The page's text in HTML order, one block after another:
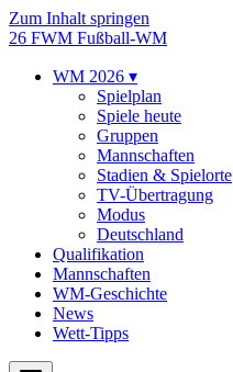
Zum Inhalt springen
26 FWM Fußball-WM
WM 2026 ▾
Spielplan
Spiele heute
Gruppen
Mannschaften
Stadien & Spielorte
TV-Übertragung
Modus
Deutschland
Qualifikation
Mannschaften
WM-Geschichte
News
Wett-Tipps